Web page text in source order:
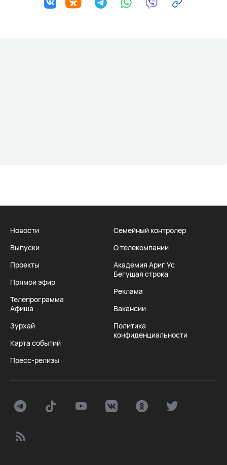
Новости
Выпуски
Проекты
Прямой эфир
Телепрограмма
Афиша
Зурхай
Карта событий
Пресс-релизы
Семейный контролер
О телекомпании
Академия Ариг Ус
Бегущая строка
Реклама
Вакансии
Политика
конфиденциальности